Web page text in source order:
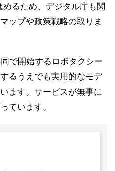
るため、デジタル庁も関
ップや政策戦略の取りま
で開始するロボタクシー
るうえでも実用的なモデ
ます。サービスが無事に
ています。